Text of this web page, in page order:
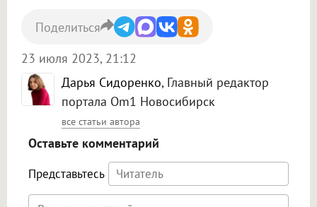
Дарья Сидоренко, Главный редактор
портала Om1 Новосибирск
все статьи автора
23 июля 2023, 21:12
Поделиться
Оставьте комментарий
Представьтесь